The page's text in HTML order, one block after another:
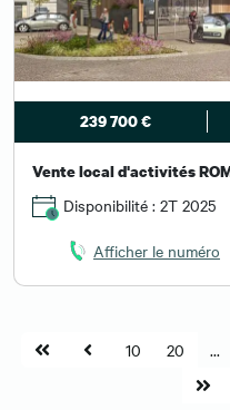
239 700 €
Vente local d'activités
Disponibilité : 2T 2025
Afficher le numéro
10 20 ...